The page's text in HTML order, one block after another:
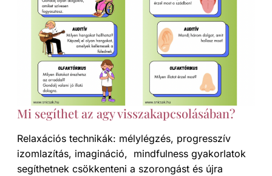
Mi segíthet az agy visszakapcsolásában?
Relaxációs technikák: mélylégzés, progresszív
izomlazítás, imagináció, mindfulness gyakorlatok
segíthetnek csökkenteni a szorongást és újra